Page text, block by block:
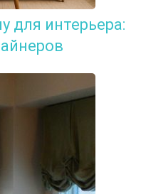
для интерьера: